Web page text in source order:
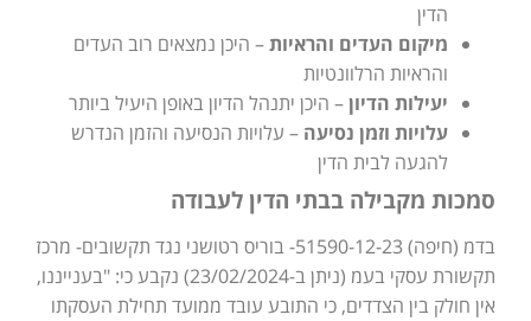
הדין
מיקום העדים והראיות– היכן נמצאים רוב העדים
והראיות הרלוונטיות
יעילות הדיון– היכן יתנהל הדיון באופן היעיל ביותר
עלויות וזמן נסיעה – עלויות הנסיעה והזמן הנדרש
להגעה לבית הדין
סמכות מקבילה בבתי הדין לעבודה
בדמ (חיפה) 51590-12-23- בוריס רטושני נגד תקשובים- מרכז
תקשורת עסקי בעמ (ניתן ב-23/02/2024) נקבע כי: "בענייננו,
אין חולק בין הצדדים, כי התובע עובד ממועד תחילת העסקתו